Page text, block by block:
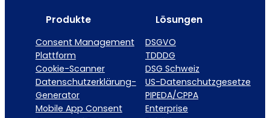
Produkte
Consent Management
Plattform
Cookie-Scanner
Datenschutzerklärung-
Generator
Mobile App Consent
Lösungen
DSGVO
TDDDG
DSG Schweiz
US-Datenschutzgesetze
PIPEDA/CPPA
Enterprise